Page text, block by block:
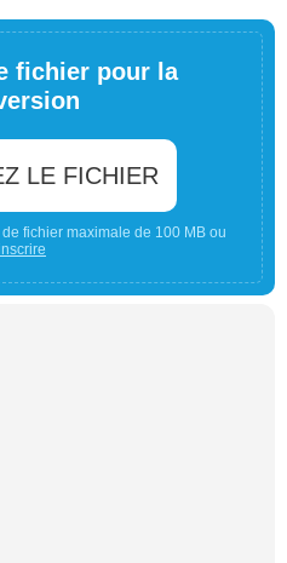
fichier pour la
LE FICHIER
fichier maximale de 100 MB ou